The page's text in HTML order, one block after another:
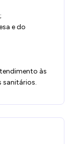
e do
às
sanitários.